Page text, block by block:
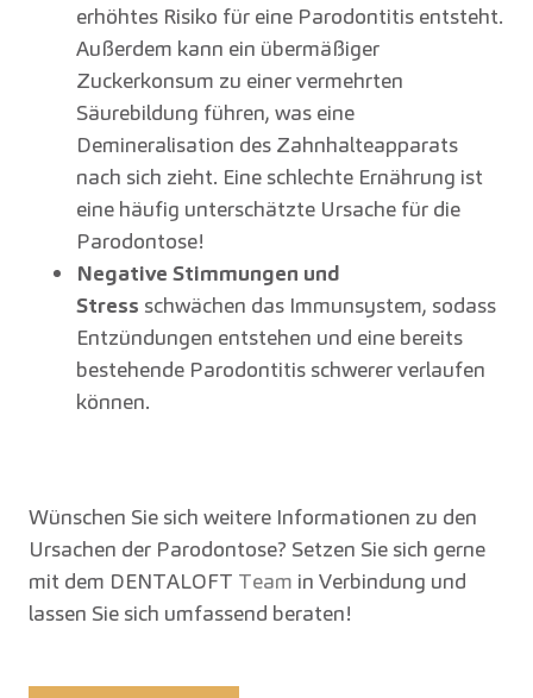
erhöhtes Risiko für eine Parodontitis entsteht.
Außerdem kann ein übermäßiger
Zuckerkonsum zu einer vermehrten
Säurebildung führen, was eine
Demineralisation des Zahnhalteapparats
nach sich zieht. Eine schlechte Ernährung ist
eine häufig unterschätzte Ursache für die
Parodontose!
Negative Stimmungen und
Stress schwächen das Immunsystem, sodass
Entzündungen entstehen und eine bereits
bestehende Parodontitis schwerer verlaufen
können.
Wünschen Sie sich weitere Informationen zu den
Ursachen der Parodontose? Setzen Sie sich gerne
mit dem DENTALOFT Team in Verbindung und
lassen Sie sich umfassend beraten!